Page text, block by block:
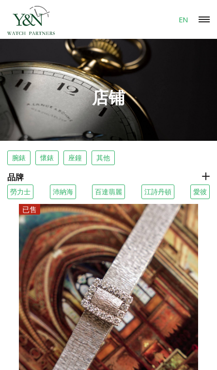
EN
店铺
腕錶 懷錶 座鐘 其他
品牌
勞力士 沛納海 百達翡麗 江詩丹頓 愛彼
已售